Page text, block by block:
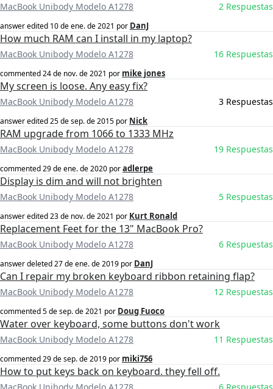
MacBook Unibody Modelo A1278 2 Respuestas
answer edited 10 de ene. de 2021 por DanJ
How much RAM can I install in my laptop?
MacBook Unibody Modelo A1278 16 Respuestas
commented24 de nov. de 2021 por mike jones
My screen is loose. Any easy fix?
MacBook Unibody Modelo A1278 3 Respuestas
answer edited25 de sep. de 2015 por Nick
RAM upgrade from 1066 to 1333 MHz
MacBook Unibody Modelo A1278 19 Respuestas
commented29 de ene. de 2020 poradlerpe
Display is dim and will not brighten
MacBook Unibody Modelo A1278 5 Respuestas
answer edited23 de nov. de 2021 por Kurt Ronald
Replacement Feet for the 13" MacBook Pro?
MacBook Unibody Modelo A1278 6 Respuestas
answer deleted27 de ene. de 2019 por DanJ
Can I repair my broken keyboard ribbon retaining flap?
MacBook Unibody Modelo A1278 12 Respuestas
commented5 de sep. de 2021 por Doug Fuoco
Water over keyboard, some buttons don't work
MacBook Unibody Modelo A1278 11 Respuestas
commented29 de sep. de 2019 por miki756
How to put keys back on keyboard. they fell off.